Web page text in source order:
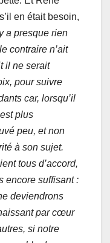
en était besoin,
a presque rien
contraire n’ait
il ne serait
pour suivre
car, lorsqu’il
plus
peu, et non
à son sujet.
tous d’accord,
encore suffisant :
deviendrons
par cœur
si notre